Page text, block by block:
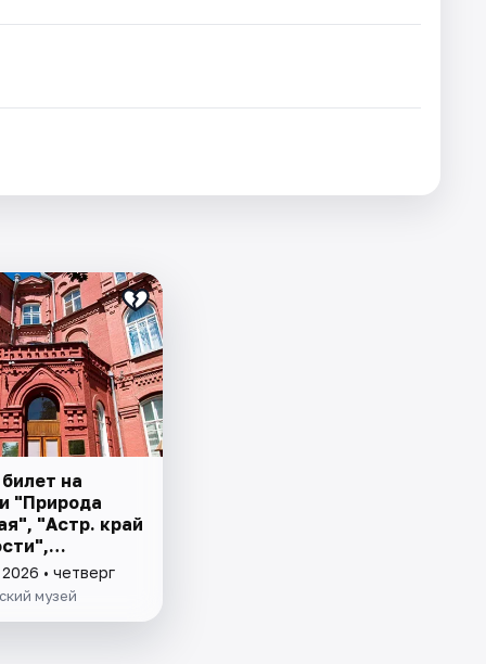
на
"Природа
"Астр. край
Астр. края"
• четверг
музей